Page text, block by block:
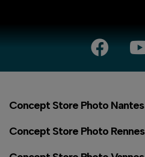
Concept Store Photo Nantes
Concept Store Photo Rennes